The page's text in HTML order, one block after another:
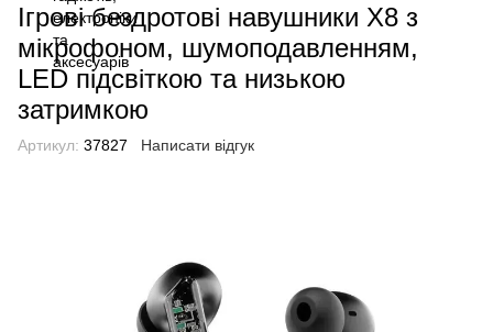
Ігрові бездротові навушники X8 з
мікрофоном, шумоподавленням,
LED підсвіткою та низькою
затримкою
Артикул: 37827 Написати відгук